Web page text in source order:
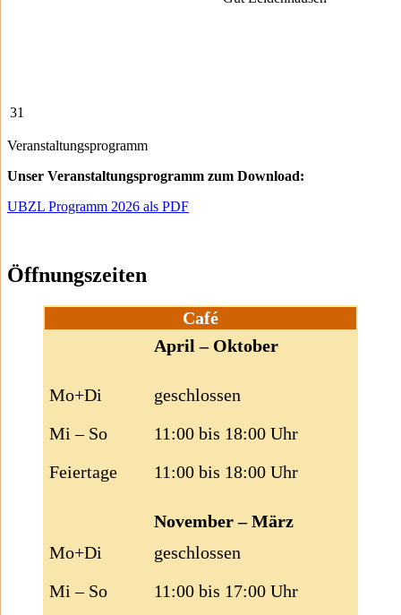
31
Veranstaltungsprogramm
Unser Veranstaltungsprogramm zum Download:
UBZL Programm 2026 als PDF
Öffnungszeiten
Café
April – Oktober
Mo+Di
Mi – So
Feiertage
geschlossen
11:00 bis 18:00 Uhr
11:00 bis 18:00 Uhr
November – März
Mo+Di
Mi – So
geschlossen
11:00 bis 17:00 Uhr